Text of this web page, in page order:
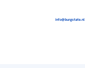
info@burgstate.nl